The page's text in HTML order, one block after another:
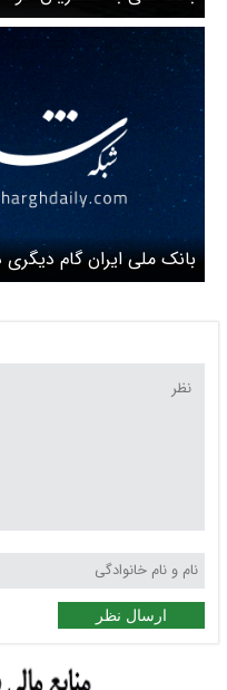
بانک ملی ایران گام
برداشت؛ واگذاری 100 درصد سهام نکاچوب
ارسال نظر